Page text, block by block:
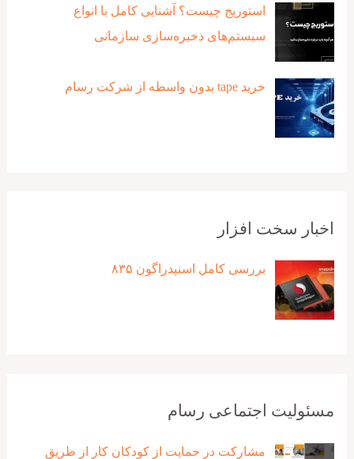
استوریج چیست؟ آشنایی کامل با انواع
سیستم‌های ذخیره‌سازی سازمانی
خرید tape بدون واسطه از شرکت رسام
اخبار سخت افزار
بررسی کامل اسنپدراگون ۸۳۵
مسئولیت اجتماعی رسام
مشارکت در حمایت از کودکان کار از طریق